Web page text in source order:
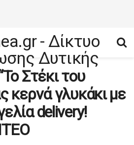
Στέκι του
κερνά γλυκάκι με
delivery!